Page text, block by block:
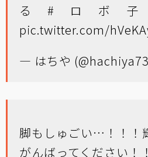
る #ロボ子
pic.twitter.com/
— はちや
脚もしゅごい…！！！
がんばってください！！